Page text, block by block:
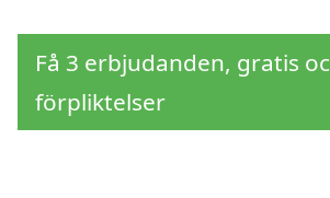
Få 3 erbjudanden, gratis
förpliktelser